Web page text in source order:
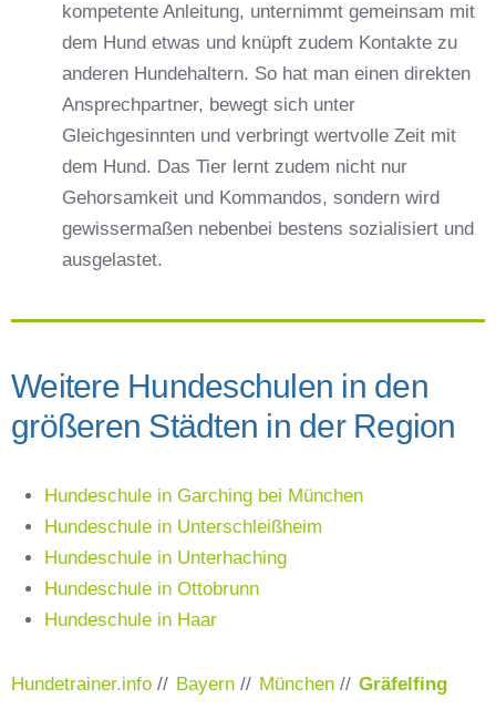
kompetente Anleitung, unternimmt gemeinsam mit
dem Hund etwas und knüpft zudem Kontakte zu
anderen Hundehaltern. So hat man einen direkten
Ansprechpartner, bewegt sich unter
Gleichgesinnten und verbringt wertvolle Zeit mit
dem Hund. Das Tier lernt zudem nicht nur
Gehorsamkeit und Kommandos, sondern wird
gewissermaßen nebenbei bestens sozialisiert und
ausgelastet.
Weitere Hundeschulen in den
größeren Städten in der Region
Hundeschule in Garching bei München
Hundeschule in Unterschleißheim
Hundeschule in Unterhaching
Hundeschule in Ottobrunn
Hundeschule in Haar
Hundetrainer.info // Bayern // München // Gräfelfing